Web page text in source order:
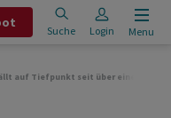
Suche Login Menu
auf Tiefpunkt seit über einem Jahr